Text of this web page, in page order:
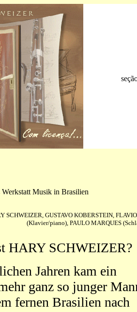
Musik in Brasilien
SCHWEIZER, GUSTAVO KOBERSTEIN,
(Klavier/piano), PAULO MARQUES
HARY SCHWEIZER?
Jahren kam ein
ganz so junger
fernen Brasilien nach